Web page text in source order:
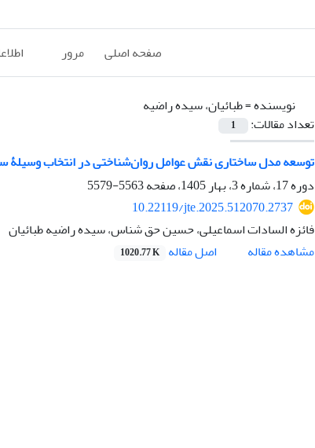
صفحه اصلی مرور
نویسنده =طبائیان، سیده راضیه
تعداد مقالات:
1
توسعه مدل ساختاری نقش عوامل روان‌شناختی در انتخاب وسیلۀ
دوره 17، شماره 3، بهار 1405، صفحه
5563-5579
10.22119/jte.2025.512070.2737
فائزه السادات اسماعیلی، حسین حق شناس، سیده راضیه طبائیان
مشاهده مقاله
اصل مقاله 1020.77 K